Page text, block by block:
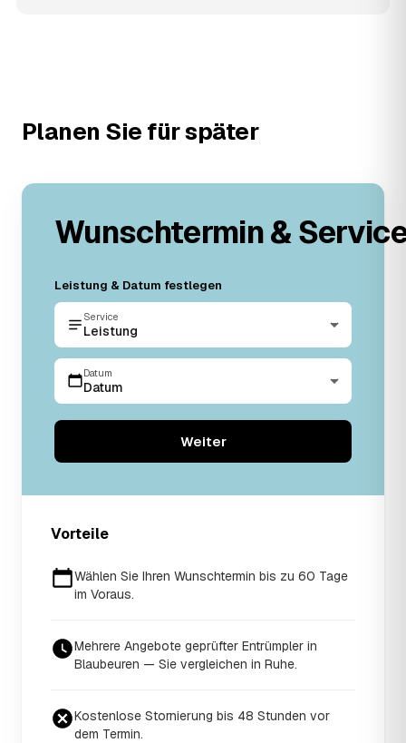
Planen Sie für später
Wunschtermin &
Leistung & Datum festlegen
Service
Leistung
Datum
Datum
Weiter
Vorteile
Wählen Sie Ihren Wunschtermin bis zu 60 Tage
im Voraus.
Mehrere Angebote geprüfter Entrümpler in
Blaubeuren — Sie vergleichen in Ruhe.
Kostenlose Stornierung bis 48 Stunden vor
dem Termin.